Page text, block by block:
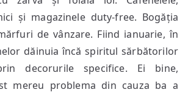
și magazinele duty-free. Bogăția
de vânzare. Fiind ianuarie, în
dăinuia încă spiritul sărbătorilor
decorurile specifice. Ei bine,
mereu problema din cauza ba a